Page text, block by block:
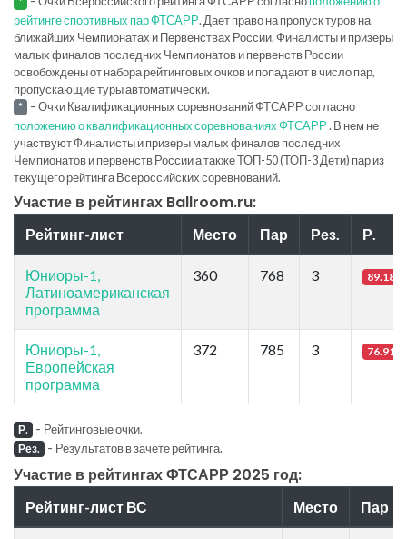
рейтинге спортивных пар ФТСАРР. Дает право на пропуск туров на
ближайших Чемпионатах и Первенствах России. Финалисты и призеры
малых финалов последних Чемпионатов и первенств России
освобождены от набора рейтинговых очков и попадают в число пар,
пропускающие туры автоматически.
* - Очки Квалификационных соревнований ФТСАРР согласно
положению о квалификационных соревнованиях ФТСАРР. В нем не
участвуют Финалисты и призеры малых финалов последних
Чемпионатов и первенств России а также ТОП-50 (ТОП-3 Дети) пар из
текущего рейтинга Всероссийских соревнований.
Участие в рейтингах Ballroom.ru:
Рейтинг-лист Место Пар Рез. Р.
Юниоры-1,
Латиноамериканская
программа
360 768 3 89.18
Юниоры-1,
Европейская
программа
372 785 3 76.91
Р. - Рейтинговые очки.
Рез. - Результатов в зачете рейтинга.
Участие в рейтингах ФТСАРР 2025 год:
Рейтинг-лист ВС Место Пар